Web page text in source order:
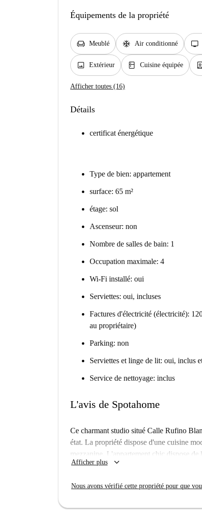
Équipements de la propriété
chair Meublé ac_unit Air conditionné tv
image Extérieur kitchen Cuisine équipée
Afficher toutes (16)
Détails
certificat énergétique
Type de bien: appartement
surface: 65 m²
étage: sol
Ascenseur: non
Nombre de salles de bain: 1
Occupation maximale: 4
Wi-Fi installé: oui
Serviettes: oui, incluses
Factures d'électricité (électricité):
au propriétaire)
Parking: non
Serviettes et linge de lit: oui, inclus
Service de nettoyage: inclus
L'avis de Spotahome
Ce charmant studio situé Calle Rufino
état. La propriété dispose d'une cuisine
mezzanine. L'appartement chic dispose
de bain carrelée. Le chauffage et la
trouve juste à l'extérieur du centre-ville,
Afficher plus keyboard_arrow_down
Nous avons vérifié cette propriété pour que